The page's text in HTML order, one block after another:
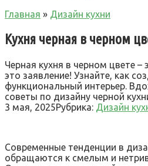
Главная » Дизайн кухни
Кухня черная в черном
Черная кухня в черном цвете
это заявление! Узнайте, как
функциональный интерьер.
советы по дизайну черной
3 мая, 2025Рубрика: Дизайн
Современные тенденции в
обращаются к смелым и